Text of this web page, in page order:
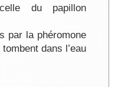
du papillon
par la phéromone
dans l’eau